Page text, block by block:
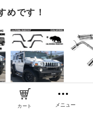
めです！
カート メニュー